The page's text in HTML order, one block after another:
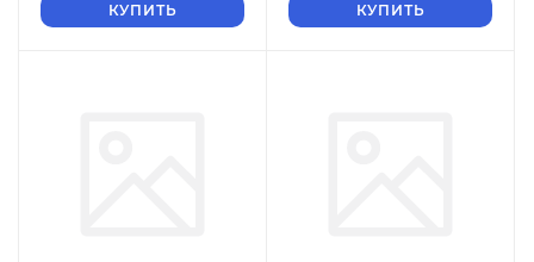
КУПИТЬ КУПИТЬ